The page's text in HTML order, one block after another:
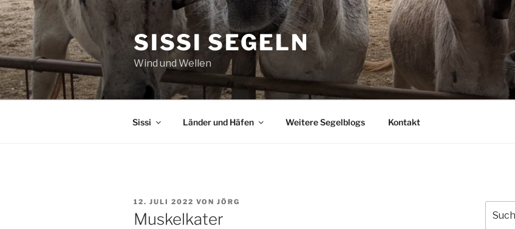
Zum
Inhalt
springen
SISSI SEGELN
Wind und Wellen
Sissi Länder und Häfen Weitere Segelblogs Kontakt
VERÖFFENTLICHT
AM
12. JULI 2022 VON JÖRG
Muskelkater
nach: